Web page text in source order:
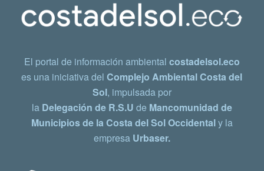
El portal de información ambiental costadelsol.eco
es una iniciativa delComplejo Ambiental Costa del
Sol, impulsada por
la Delegación de R.S.U de Mancomunidad de
Municipios de la Costa del Sol Occidentaly la
empresa Urbaser.